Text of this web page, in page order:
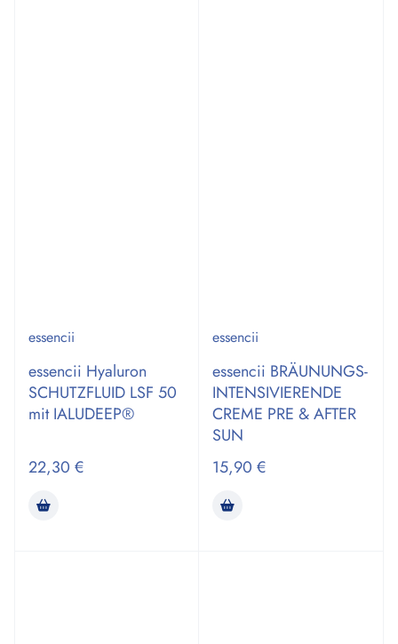
essencii
essencii Hyaluron
SCHUTZFLUID LSF 50
mit IALUDEEP®
22,30 €
essencii
essencii BRÄUNUNGS­
INTENSIVIERENDE
CREME PRE & AFTER
SUN
15,90 €